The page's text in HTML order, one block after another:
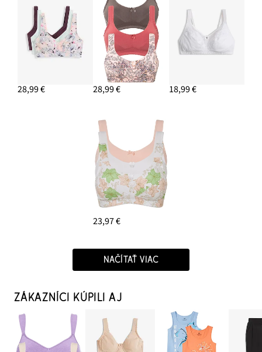
28,99 € 28,99 € 18,99 €
23,97 €
NAČÍTAŤ VIAC
ZÁKAZNÍCI KÚPILI AJ